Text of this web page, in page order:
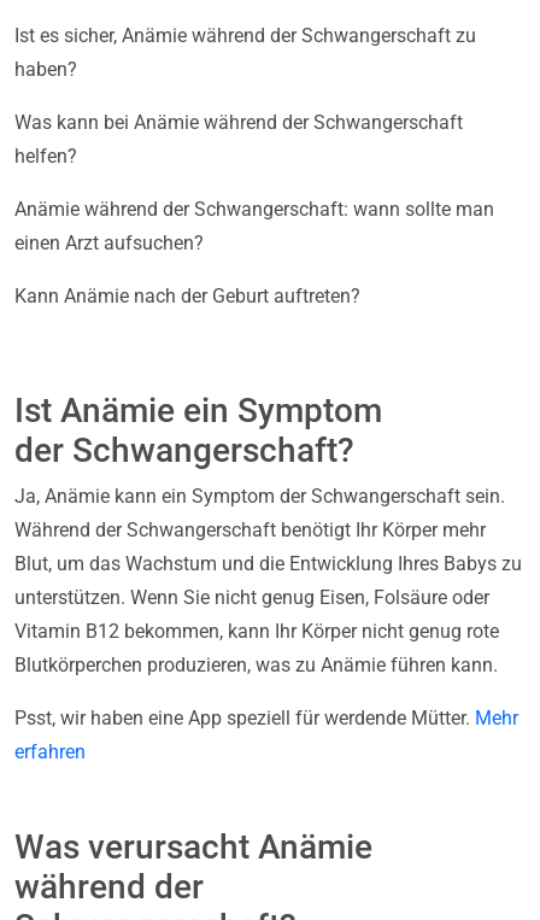
Ist es sicher, Anämie während der Schwangerschaft zu
haben?
Was kann bei Anämie während der Schwangerschaft
helfen?
Anämie während der Schwangerschaft: wann sollte man
einen Arzt aufsuchen?
Kann Anämie nach der Geburt auftreten?
Ist Anämie ein Symptom
der Schwangerschaft?
Ja, Anämie kann ein Symptom der Schwangerschaft sein.
Während der Schwangerschaft benötigt Ihr Körper mehr
Blut, um das Wachstum und die Entwicklung Ihres Babys zu
unterstützen. Wenn Sie nicht genug Eisen, Folsäure oder
Vitamin B12 bekommen, kann Ihr Körper nicht genug rote
Blutkörperchen produzieren, was zu Anämie führen kann.
Psst, wir haben eine App speziell für werdende Mütter. Mehr
erfahren
Was verursacht Anämie
während der